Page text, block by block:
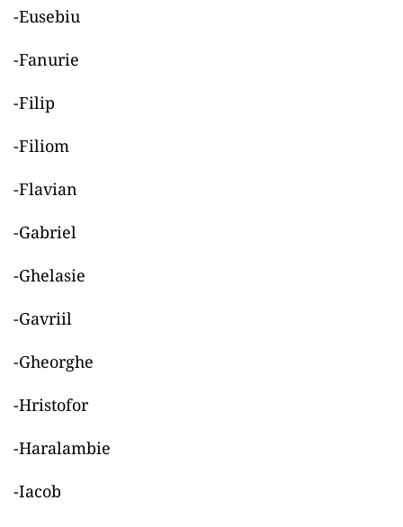
-Eusebiu
-Fanurie
-Filip
-Filiom
-Flavian
-Gabriel
-Ghelasie
-Gavriil
-Gheorghe
-Hristofor
-Haralambie
-Iacob